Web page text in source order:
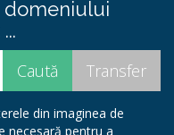
domeniului
din imaginea de
necesară pentru a